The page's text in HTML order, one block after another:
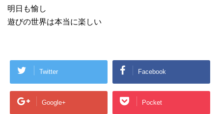
明日も愉し
遊びの世界は本当に楽しい
Twitter Facebook
Google+ Pocket